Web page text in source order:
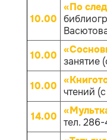
10.00
«По
10.00 занятие
10.00 чтений
14.00 тел.